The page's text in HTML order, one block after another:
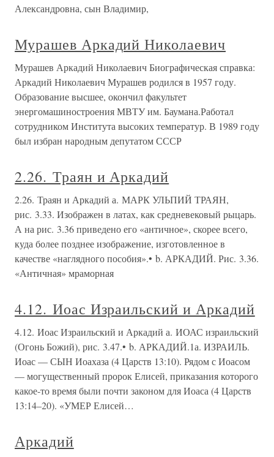
Александровна, сын Владимир,
Мурашев Аркадий Николаевич
Мурашев Аркадий Николаевич Биографическая справка:
Аркадий Николаевич Мурашев родился в 1957 году.
Образование высшее, окончил факультет
энергомашиностроения МВТУ им. Баумана.Работал
сотрудником Института высоких температур. В 1989 году
был избран народным депутатом СССР
2.26. Траян и Аркадий
2.26. Траян и Аркадий а. МАРК УЛЬПИЙ ТРАЯН,
рис. 3.33. Изображен в латах, как средневековый рыцарь.
А на рис. 3.36 приведено его «античное», скорее всего,
куда более позднее изображение, изготовленное в
качестве «наглядного пособия».• b. АРКАДИЙ. Рис. 3.36.
«Античная» мраморная
4.12. Иоас Израильский и Аркадий
4.12. Иоас Израильский и Аркадий а. ИОАС израильский
(Огонь Божий), рис. 3.47.• b. АРКАДИЙ.1а. ИЗРАИЛЬ.
Иоас — СЫН Иоахаза (4 Царств 13:10). Рядом с Иоасом
— могущественный пророк Елисей, приказания которого
какое-то время были почти законом для Иоаса (4 Царств
13:14–20). «УМЕР Елисей…
Аркадий